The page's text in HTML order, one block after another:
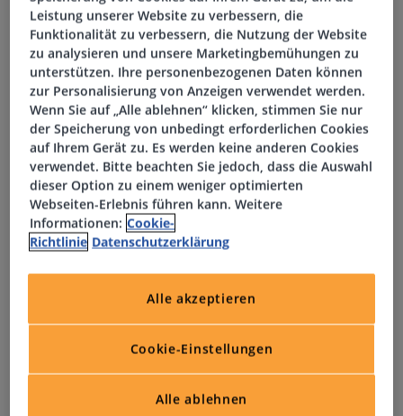
Ersatzteilen, Bauteilen und Baugruppen
Anfertigen und Bearbeiten von Bauteilen und
Baugruppen
Unterstützung beim Umbau und Verlegen vorhandener
Anlagen
Dokumentation und Anpassung technischer Unterlagen
Betreuung von Abfüll- und Verpackungsmaschinen für
kosmetische Produkte im Drei-Schicht-Betrieb
Reduzierung von Stillständen sowie eigenständige
Behebung von Störungen
Neuinstallation, Umbau und Änderung des
Ihre Aufgaben
Instandhaltung, Wartung, Inspektion und Reparatur
von Maschinen, Fertigungs- und Produktionsanlagen,
Geräten und betriebstechnischen Einrichtungen
Leistung unserer Website zu verbessern, die
Funktionalität zu verbessern, die Nutzung der Website
zu analysieren und unsere Marketingbemühungen zu
unterstützen. Ihre personenbezogenen Daten können
zur Personalisierung von Anzeigen verwendet werden.
Wenn Sie auf „Alle ablehnen“ klicken, stimmen Sie nur
der Speicherung von unbedingt erforderlichen Cookies
auf Ihrem Gerät zu. Es werden keine anderen Cookies
verwendet. Bitte beachten Sie jedoch, dass die Auswahl
dieser Option zu einem weniger optimierten
Webseiten-Erlebnis führen kann. Weitere
Informationen: Cookie-
Richtlinie Datenschutzerklärung
Cookie-Einstellungen
Alle ablehnen
Alle akzeptieren